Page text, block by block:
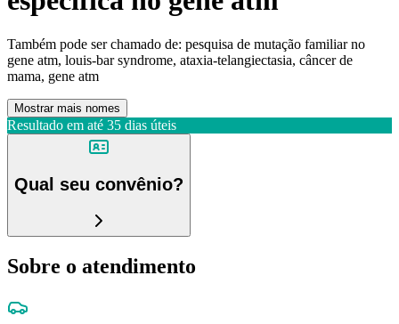
Também pode ser chamado de: pesquisa de mutação familiar no
gene atm, louis-bar syndrome, ataxia-telangiectasia, câncer de
mama, gene atm
Mostrar mais nomes
Resultado em até 35 dias úteis
Qual seu convênio?
Sobre o atendimento